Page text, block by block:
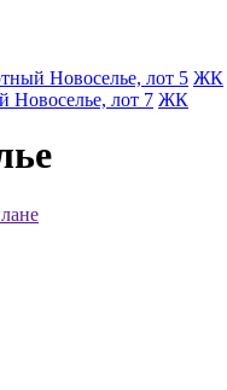
Новоселье, лот 5 ЖК
лот 7 ЖК